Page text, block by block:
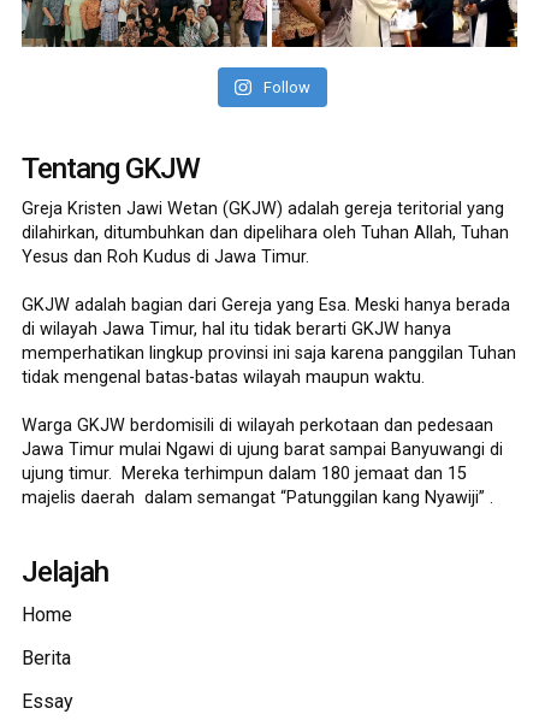
Follow
Tentang GKJW
Greja Kristen Jawi Wetan (GKJW) adalah gereja teritorial yang
dilahirkan, ditumbuhkan dan dipelihara oleh Tuhan Allah, Tuhan
Yesus dan Roh Kudus di Jawa Timur.
GKJW adalah bagian dari Gereja yang Esa. Meski hanya berada
di wilayah Jawa Timur, hal itu tidak berarti GKJW hanya
memperhatikan lingkup provinsi ini saja karena panggilan Tuhan
tidak mengenal batas-batas wilayah maupun waktu.
Warga GKJW berdomisili di wilayah perkotaan dan pedesaan
Jawa Timur mulai Ngawi di ujung barat sampai Banyuwangi di
ujung timur. Mereka terhimpun dalam 180 jemaat dan 15
majelis daerah dalam semangat “Patunggilan kang Nyawiji” .
Jelajah
Home
Berita
Essay